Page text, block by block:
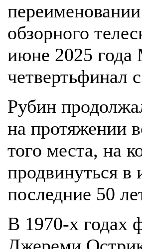
обзорного
июне 2025
четвертьфинал
Рубин
на протяжении
того места, на
продвинуться в
последние 50
В 1970-х годах